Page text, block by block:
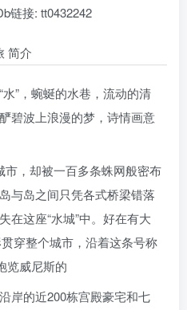
链接: tt0432242
简介
”，蜿蜒的水巷，流动的清
碧波上浪漫的梦，诗情画意
，却被一百多条蛛网般密布
与岛之间只凭各式桥梁错落
在这座“水城”中。好在有大
穿整个城市，沿着这条号称
览威尼斯的
岸的近200栋宫殿豪宅和七